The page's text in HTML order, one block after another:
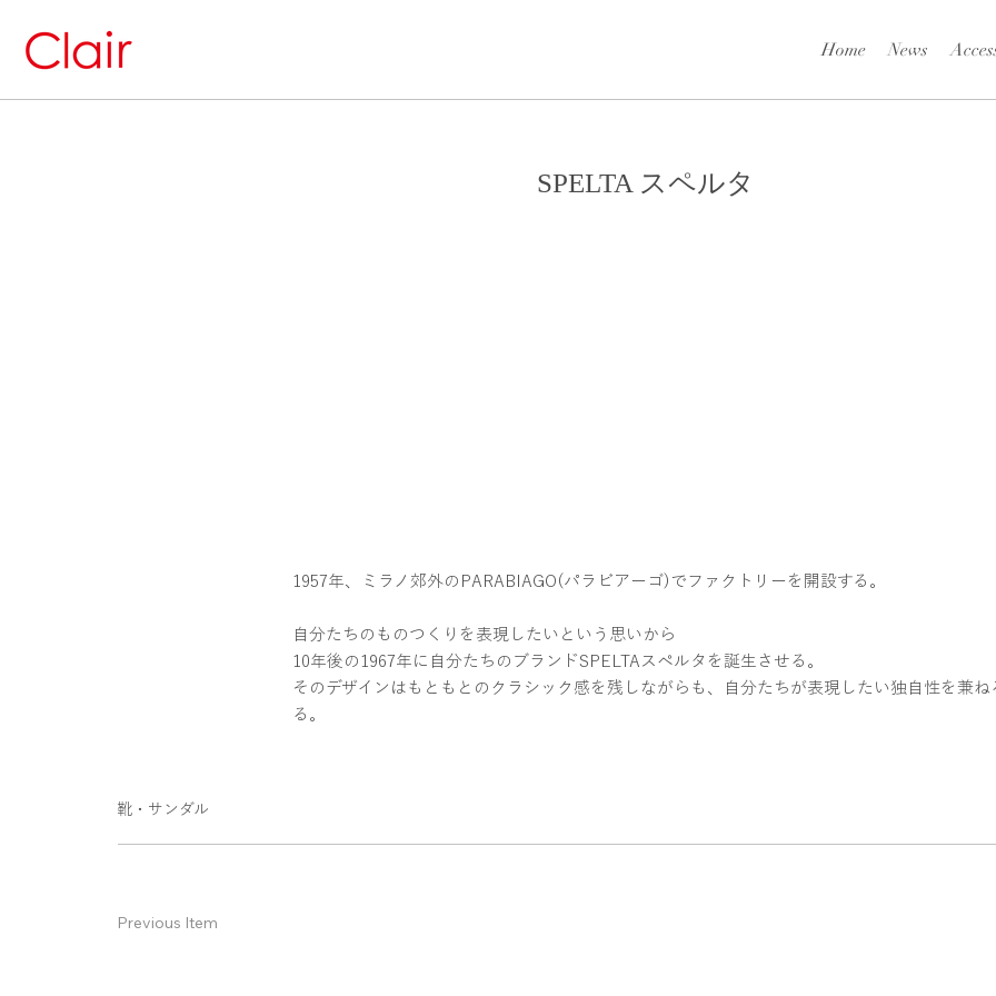
Home News
SPELTA スペルタ
1957年、ミラノ郊外のPARABIAGO(パラビアーゴ)でファクトリーを開設する。
自分たちのものつくりを表現したいという思いから
10年後の1967年に自分たちのブランドSPELTAスペルタを誕生させる。
そのデザインはもともとのクラシック感を残しながらも、自分たちが表現したい独自性を兼
る。
靴・サンダル
Previous Item